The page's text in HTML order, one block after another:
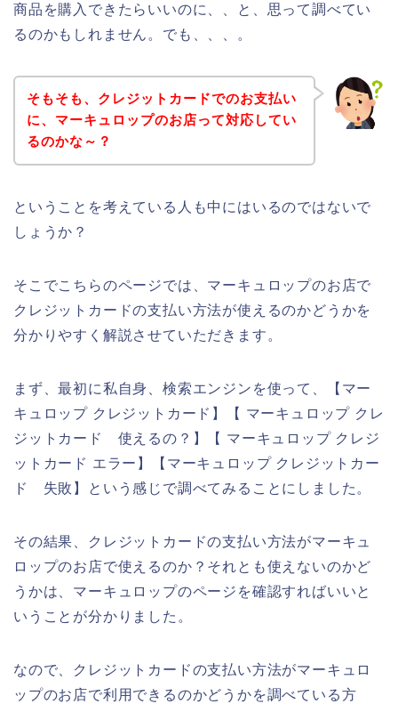
商品を購入できたらいいのに、、と、思って調べてい
るのかもしれません。でも、、、。
そもそも、クレジットカードでのお支払い
に、マーキュロップのお店って対応してい
るのかな～？
ということを考えている人も中にはいるのではないで
しょうか？
そこでこちらのページでは、マーキュロップのお店で
クレジットカードの支払い方法が使えるのかどうかを
分かりやすく解説させていただきます。
まず、最初に私自身、検索エンジンを使って、【マー
キュロップ クレジットカード】【 マーキュロップ クレ
ジットカード 使えるの？】【 マーキュロップ クレジ
ットカード エラー】【マーキュロップ クレジットカー
ド 失敗】という感じで調べてみることにしました。
その結果、クレジットカードの支払い方法がマーキュ
ロップのお店で使えるのか？それとも使えないのかど
うかは、マーキュロップのページを確認すればいいと
いうことが分かりました。
なので、クレジットカードの支払い方法がマーキュロ
ップのお店で利用できるのかどうかを調べている方